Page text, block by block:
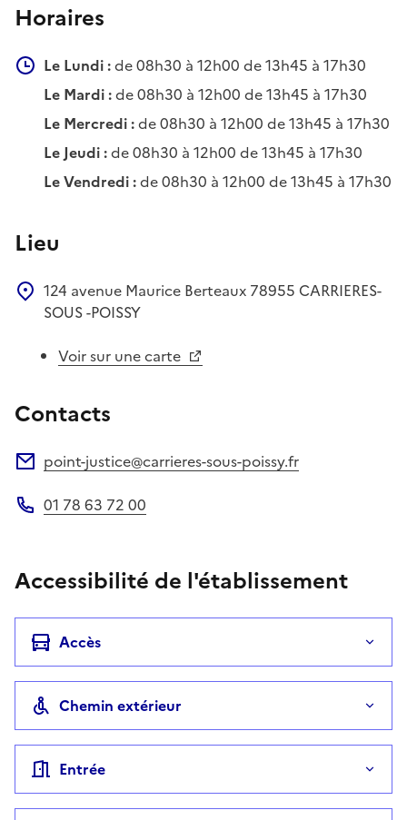
Horaires
Le Lundi :de 08h30 à 12h00 de 13h45 à 17h30
Le Mardi :de 08h30 à 12h00 de 13h45 à 17h30
Le Mercredi :de 08h30 à 12h00 de 13h45 à 17h30
Le Jeudi :de 08h30 à 12h00 de 13h45 à 17h30
Le Vendredi :de 08h30 à 12h00 de 13h45 à 17h30
Lieu
124 avenue Maurice Berteaux 78955 CARRIERES-
SOUS -POISSY
Voir sur une carte
Contacts
point-justice@carrieres-sous-poissy.fr
01 78 63 72 00
Accessibilité de l'établissement
Accès
Chemin extérieur
Entrée